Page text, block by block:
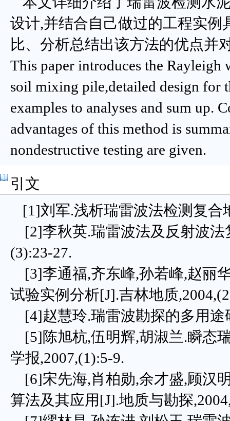
设计,并结合自己做过的工程实
比、分析总结出该方法的优点并
This paper introduces the Rayleigh
soil mixing pile,detailed design for
examples to analyses and sum up.
advantages of this method is
nondestructive testing are given.
引文
[1]刘军.浅析瑞雷波法检测复合
[2]李秋英.瑞雷波法及反射波法
(3):23-27.
[3]李通福,齐东峰,孙若峰,赵丽
试验实例分析[J].吉林地质
[4]赵慧玲.瑞雷波勘探的多用途
[5]陈旭杭,伍明辉,胡淑兰.瞬态
学报,2007,(1):5-9.
[6]宋先海,肖柏勋,余才盛,顾汉
算法及其应用[J].地质与勘探